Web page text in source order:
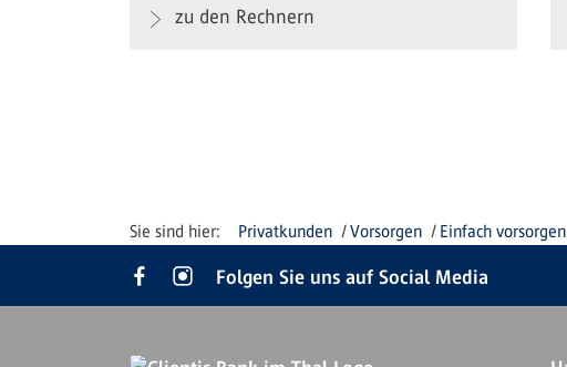
zu den Rechnern
Privatkunden Vorsorgen Einfach vorsorgen
Folgen Sie uns auf Social Media